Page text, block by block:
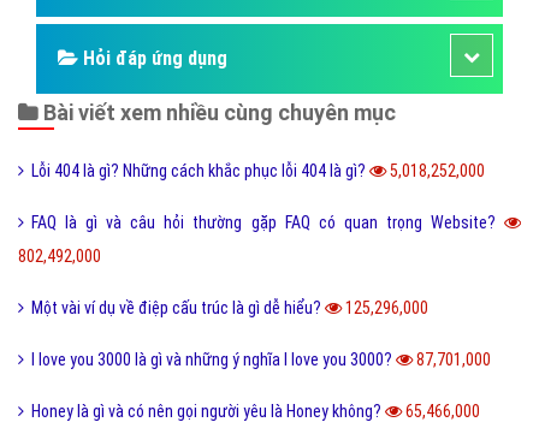
Hỏi đáp ứng dụng
Bài viết xem nhiều cùng chuyên mục
Lỗi 404 là gì? Những cách khắc phục lỗi 404 là gì? 5,018,252,000
FAQ là gì và câu hỏi thường gặp FAQ có quan trọng Website?
802,492,000
Một vài ví dụ về điệp cấu trúc là gì dễ hiểu? 125,296,000
I love you 3000 là gì và những ý nghĩa I love you 3000? 87,701,000
Honey là gì và có nên gọi người yêu là Honey không? 65,466,000